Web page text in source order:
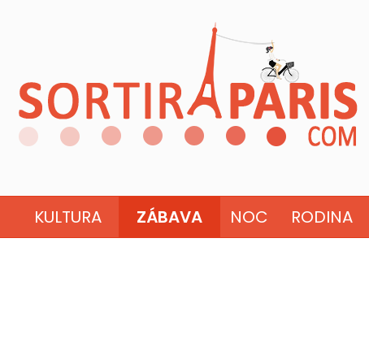
KULTURA ZÁBAVA NOC RODINA